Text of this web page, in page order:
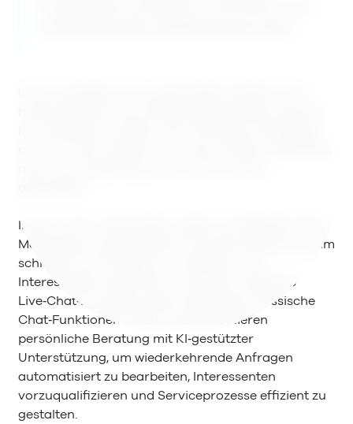
Immer mehr Autohändler setzen auf Website‑Chat,
Messaging und Kundenservice‑Automatisierung, um
schneller auf Anfragen zu reagieren und
Interessenten persönlich zu beraten. Moderne
Live‑Chat‑Lösungen gehen dabei über klassische
Chat‑Funktionen hinaus: Sie kombinieren
persönliche Beratung mit KI‑gestützter
Unterstützung, um wiederkehrende Anfragen
automatisiert zu bearbeiten, Interessenten
vorzuqualifizieren und Serviceprozesse effizient zu
gestalten.